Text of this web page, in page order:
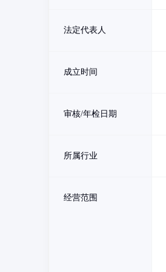
法定代表人
成立时间
审核/年检日期
所属行业
经营范围